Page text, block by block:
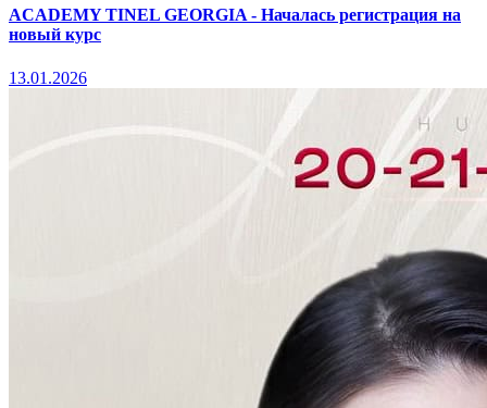
ACADEMY TINEL GEORGIA - Началась регистрация на
новый курс
13.01.2026